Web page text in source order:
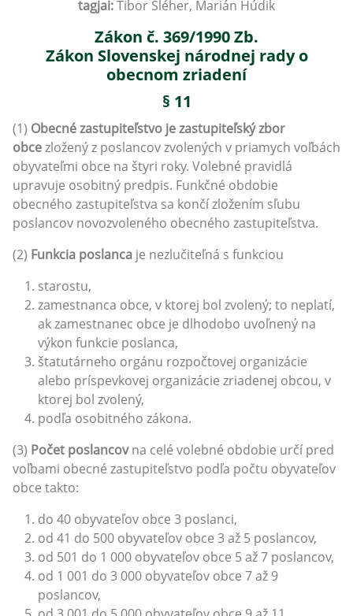
tagjai:Tibor Sléher, Marián Húdik
Zákon č. 369/1990 Zb.
Zákon Slovenskej národnej rady o
obecnom zriadení
§ 11
(1) Obecné zastupiteľstvo je zastupiteľský zbor
obcezložený z poslancov zvolených v priamych voľbách
obyvateľmi obce na štyri roky. Volebné pravidlá
upravuje osobitný predpis. Funkčné obdobie
obecného zastupiteľstva sa končí zložením sľubu
poslancov novozvoleného obecného zastupiteľstva.
(2) Funkcia poslanca je nezlučiteľná s funkciou
starostu,
zamestnanca obce, v ktorej bol zvolený; to neplatí,
ak zamestnanec obce je dlhodobo uvoľnený na
výkon funkcie poslanca,
štatutárneho orgánu rozpočtovej organizácie
alebo príspevkovej organizácie zriadenej obcou, v
ktorej bol zvolený,
podľa osobitného zákona.
(3) Počet poslancovna celé volebné obdobie určí pred
voľbami obecné zastupiteľstvo podľa počtu obyvateľov
obce takto:
do 40 obyvateľov obce 3 poslanci,
od 41 do 500 obyvateľov obce 3 až 5 poslancov,
od 501 do 1 000 obyvateľov obce 5 až 7 poslancov,
od 1 001 do 3 000 obyvateľov obce 7 až 9
poslancov,